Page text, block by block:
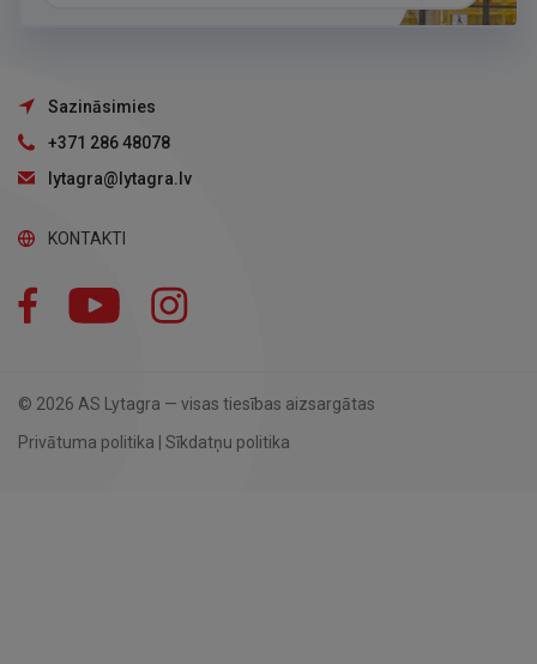
Sazināsimies
+371 286 48078
lytagra@lytagra.lv
KONTAKTI
Facebook YouTube
© 2026 AS Lytagra — visas tiesības aizsargātas
Privātuma politika
Sīkdatņu politika